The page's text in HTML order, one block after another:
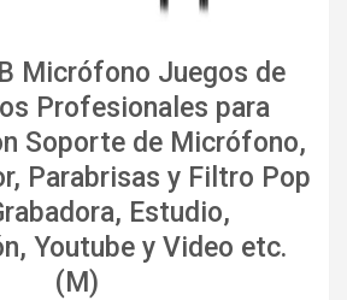
Micrófono Juegos de
Profesionales para
Soporte de Micrófono,
Parabrisas y Filtro Pop
Estudio,
Youtube y Video etc.
(M)